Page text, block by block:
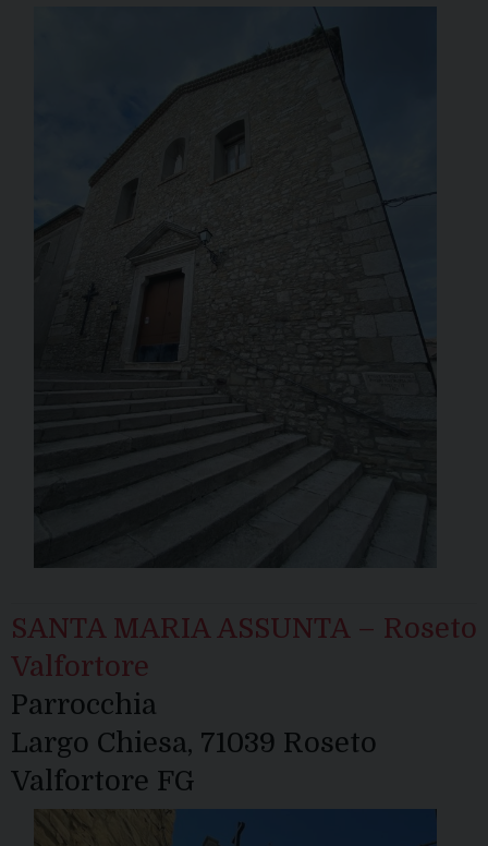
SANTA MARIA ASSUNTA – Roseto
Valfortore
Parrocchia
Largo Chiesa, 71039 Roseto
Valfortore FG